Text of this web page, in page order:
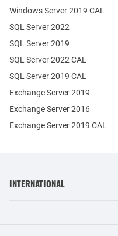
Exchange Server 2019
Exchange Server 2016
SQL Server 2022
SQL Server 2019
Windows Server 2019 CAL
SQL Server 2022 CAL
SQL Server 2019 CAL
Exchange Server 2019 CAL
INTERNATIONAL